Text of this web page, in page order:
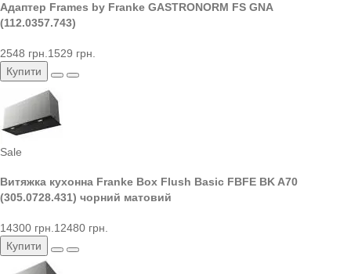
Адаптер Frames by Franke GASTRONORM FS GNA
(112.0357.743)
2548 грн. 1529 грн.
Купити
Sale
Витяжка кухонна Franke Box Flush Basic FBFE BK A70
(305.0728.431) чорний матовий
14300 грн. 12480 грн.
Купити